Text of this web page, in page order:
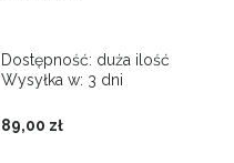
Dostępność: duża ilość
Wysyłka w: 3 dni
89,00 zł